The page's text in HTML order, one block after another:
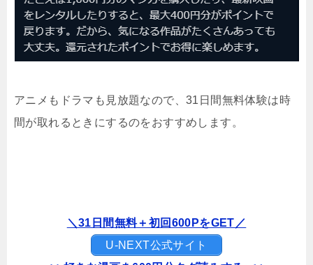
アニメもドラマも見放題なので、31日間無料体験は時
間が取れるときにするのをおすすめします。
＼31日間無料＋初回600PをGET／
U-NEXT公式サイト